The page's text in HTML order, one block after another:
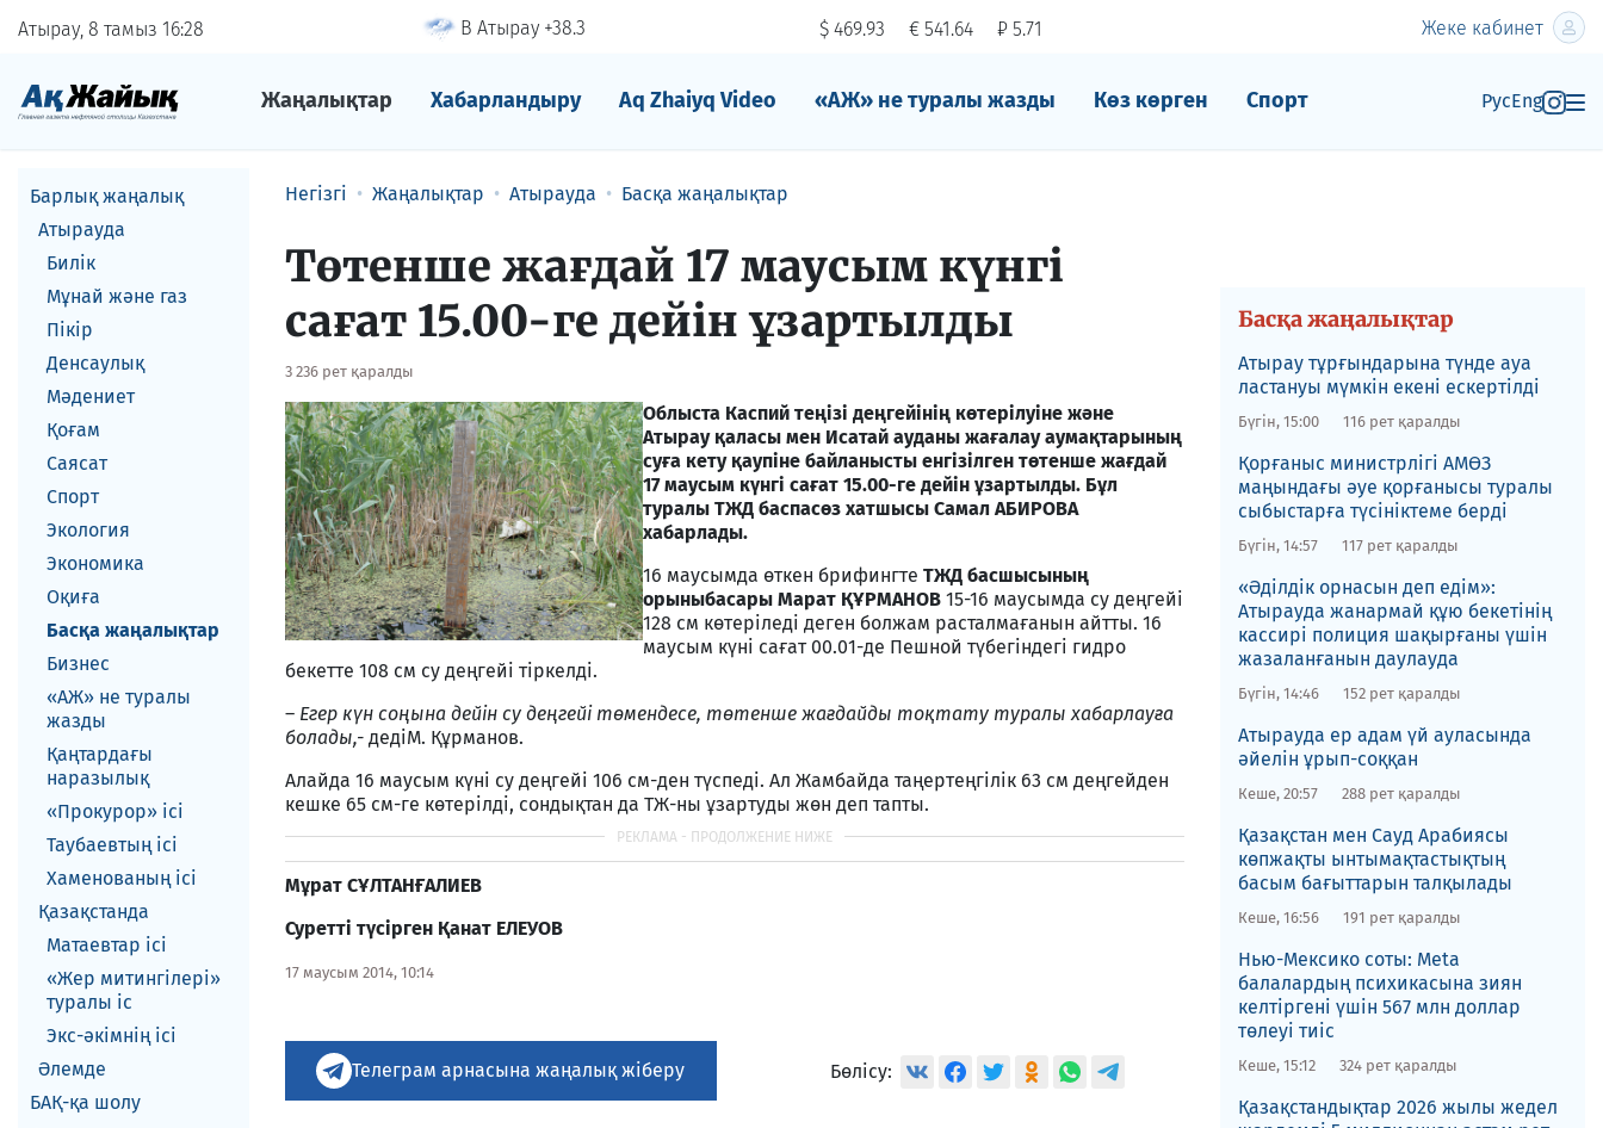
Атырау, 8 тамыз 1628 В Атырау +38.3 $ 469.93 € 541.64 ₽ 5.71 Жеке кабинет
Жаңалықтар Хабарландыру Aq Zhaiyq Video «АЖ» не туралы жазды Көз көрген Спорт РусEng
Барлық жаңалық
Атырауда
Билік
Мұнай және газ
Пікір
Денсаулық
Мәдениет
Қоғам
Саясат
Спорт
Экология
Экономика
Оқиға
Басқа жаңалықтар
Бизнес
«АЖ» не туралы
жазды
Қаңтардағы
наразылық
«Прокурор» ісі
Таубаевтың ісі
Хаменованың ісі
Қазақстанда
Матаевтар ici
«Жер митингілері»
туралы іс
Экс-әкiмнiң iсi
Әлемде
БАҚ-қа шолу
Негізгі Жаңалықтар Атырауда Басқа жаңалықтар
Төтенше жағдай 17 маусым күнгі
сағат 15.00-ге дейін ұзартылды
3 236 рет қаралды
Облыста Каспий теңізі деңгейінің көтерілуіне және
Атырау қаласы мен Исатай ауданы жағалау аумақтарының
суға кету қаупіне байланысты енгізілген төтенше жағдай
17 маусым күнгі сағат 15.00-ге дейін ұзартылды. Бұл
туралы ТЖД баспасөз хатшысы Самал АБИРОВА
хабарлады.
16 маусымда өткен брифингте ТЖД басшысының
орыныбасары Марат ҚҰРМАНОВ 15-16 маусымда су деңгейі
128 см көтеріледі деген болжам расталмағанын айтты. 16
маусым күні сағат 00.01-де Пешной түбегіндегі гидро
бекетте 108 см су деңгейі тіркелді.
– Егер күн соңына дейін су деңгейі төмендесе, төтенше жағдайды тоқтату туралы хабарлауға
болады,- дедіМ. Құрманов.
Алайда 16 маусым күні су деңгейі 106 см-ден түспеді. Ал Жамбайда таңертеңгілік 63 см деңгейден
кешке 65 см-ге көтерілді, сондықтан да ТЖ-ны ұзартуды жөн деп тапты.
Мұрат СҰЛТАНҒАЛИЕВ
Суретті түсірген Қанат ЕЛЕУОВ
17 маусым 2014, 10:14
Телеграм арнасына жаңалық жіберу Бөлісу:
Басқа жаңалықтар
Атырау тұрғындарына түнде ауа
ластануы мүмкін екені ескертілді
Бүгін, 15:00 116 рет қаралды
Қорғаныс министрлігі АМӨЗ
маңындағы әуе қорғанысы туралы
сыбыстарға түсініктеме берді
Бүгін, 14:57 117 рет қаралды
«Әділдік орнасын деп едім»:
Атырауда жанармай құю бекетінің
кассирі полиция шақырғаны үшін
жазаланғанын даулауда
Бүгін, 14:46 152 рет қаралды
Атырауда ер адам үй ауласында
әйелін ұрып-соққан
Кеше, 20:57 288 рет қаралды
Қазақстан мен Сауд Арабиясы
көпжақты ынтымақтастықтың
басым бағыттарын талқылады
Кеше, 16:56 191 рет қаралды
Нью-Мексико соты​: Meta
балалардың психикасына зиян
келтіргені үшін 567 млн доллар
төлеуі тиіс
Кеше, 15:12 324 рет қаралды
Қазақстандықтар 2026 жылы жедел